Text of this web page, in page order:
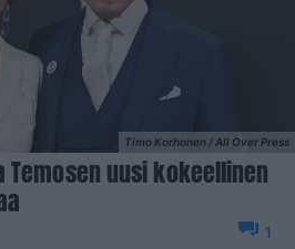
Timo Korhonen / All Over Press
Temosen uusi kokeellinen
1